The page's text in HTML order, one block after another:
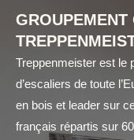
GROUPEMENT
Treppenmeister est le
d’escaliers de toute
en bois et leader sur
français répartis sur